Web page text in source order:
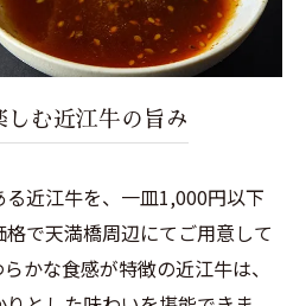
む近江牛の旨み
近江牛を、一皿1,000円以下
で天満橋周辺にてご用意して
かな食感が特徴の近江牛は、